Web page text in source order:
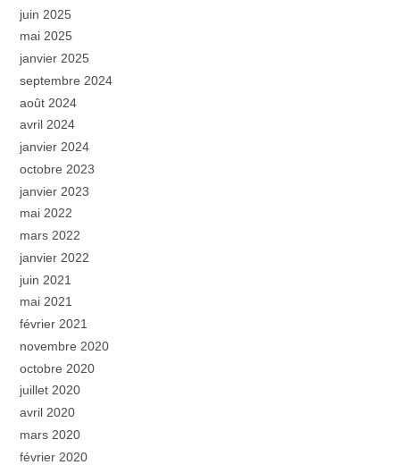
juin 2025
mai 2025
janvier 2025
septembre 2024
août 2024
avril 2024
janvier 2024
octobre 2023
janvier 2023
mai 2022
mars 2022
janvier 2022
juin 2021
mai 2021
février 2021
novembre 2020
octobre 2020
juillet 2020
avril 2020
mars 2020
février 2020